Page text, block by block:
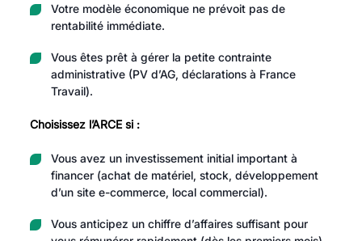
Votre modèle économique ne prévoit pas de
rentabilité immédiate.
Vous êtes prêt à gérer la petite contrainte
administrative (PV d’AG, déclarations à France
Travail).
Choisissez l’ARCE si :
Vous avez un investissement initial important à
financer (achat de matériel, stock, développement
d’un site e-commerce, local commercial).
Vous anticipez un chiffre d’affaires suffisant pour